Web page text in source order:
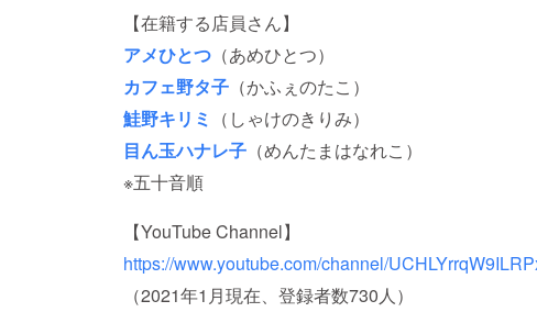
【在籍する店員さん】
アメひとつ （あめひとつ）
カフェ野タ子 （かふぇのたこ）
鮭野キリミ
（しゃけのきりみ）
目ん玉ハナレ子 （めんたまはなれこ）
※五十音順
【YouTube Channel】
https://www.youtube.com/channel/
（2021年1月現在、登録者数730人）